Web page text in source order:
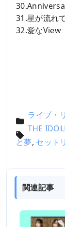
31.星が流れて
32.愛なView
ライブ・
THE
と夢, セット
関連記事